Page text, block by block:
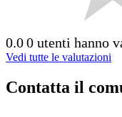
0.00 utenti hanno
Vedi tutte le valutazioni
Contatta il